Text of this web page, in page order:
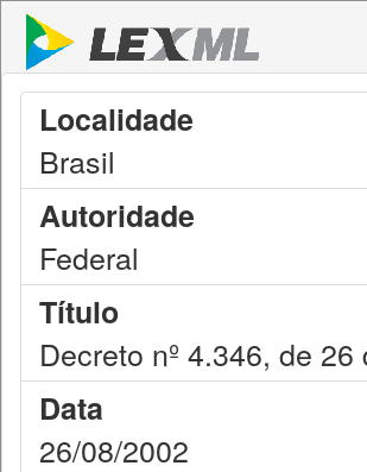
Localidade
Brasil
Autoridade
Federal
Título
Decreto nº 4.346, de
Data
26/08/2002